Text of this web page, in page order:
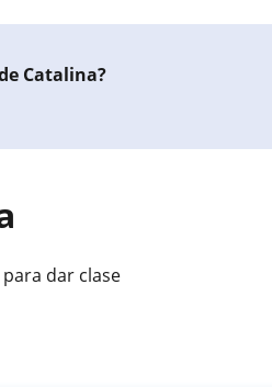
Catalina?
dar clase